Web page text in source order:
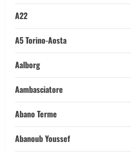
A22
A5 Torino-Aosta
Aalborg
Aambasciatore
Abano Terme
Abanoub Youssef